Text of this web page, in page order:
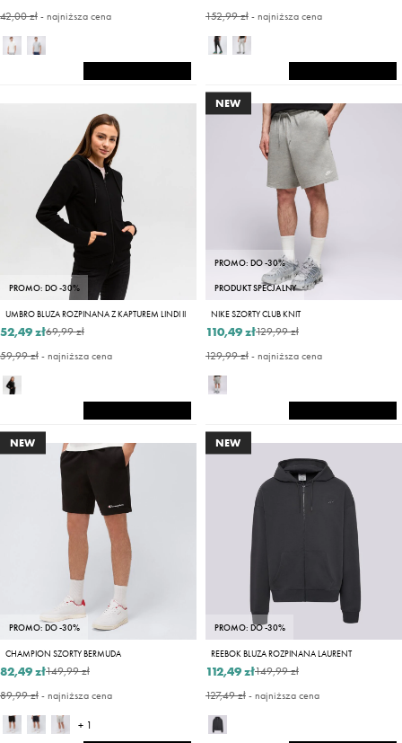
42,00 zł- najniższa cena 152,99 zł- najniższa cena
PROMO: DO -30%
UMBRO BLUZA ROZPINANA Z KAPTUREM LINDI II
69,99 zł
52,49 zł
59,99 zł- najniższa cena
NEW
PROMO: DO -30%
PRODUKT SPECJALNY
NIKE SZORTY CLUB KNIT
129,99 zł
110,49 zł
129,99 zł- najniższa cena
NEW
PROMO: DO -30%
CHAMPION SZORTY BERMUDA
149,99 zł
82,49 zł
89,99 zł- najniższa cena
+ 1
NEW
PROMO: DO -30%
REEBOK BLUZA ROZPINANA LAURENT
149,99 zł
112,49 zł
127,49 zł- najniższa cena